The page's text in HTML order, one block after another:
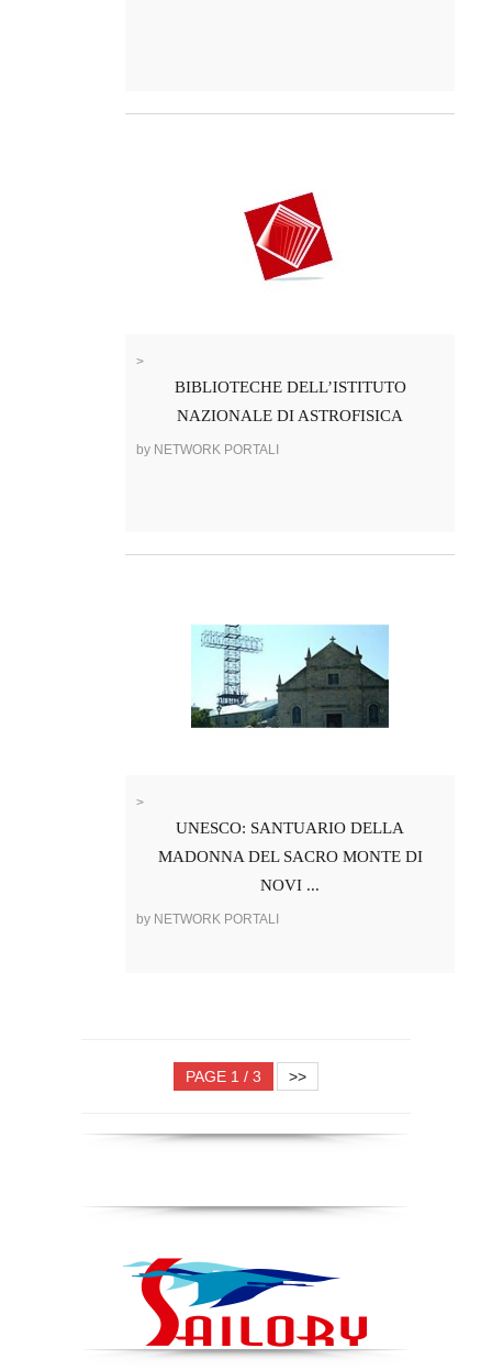
>
BIBLIOTECHE DELL’ISTITUTO
NAZIONALE DI ASTROFISICA
by NETWORK PORTALI
>
UNESCO: SANTUARIO DELLA
MADONNA DEL SACRO MONTE DI
NOVI ...
by NETWORK PORTALI
PAGE 1 / 3 >>